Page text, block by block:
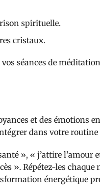
spirituelle.
cristaux.
séances de
et des émotions
dans votre routine
», « j’attire l’amour
». Répétez-les chaque
énergétique